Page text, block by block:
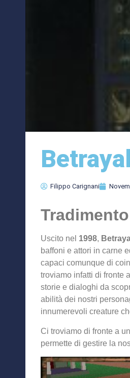
Filippo Carignani
Uscito nel 1998,
baffoni e attori in carne
capaci comunque di
troviamo infatti di fronte
storie e dialoghi da
abilità dei nostri
innumerevoli creature
Ci troviamo di fronte a
permette di gestire la